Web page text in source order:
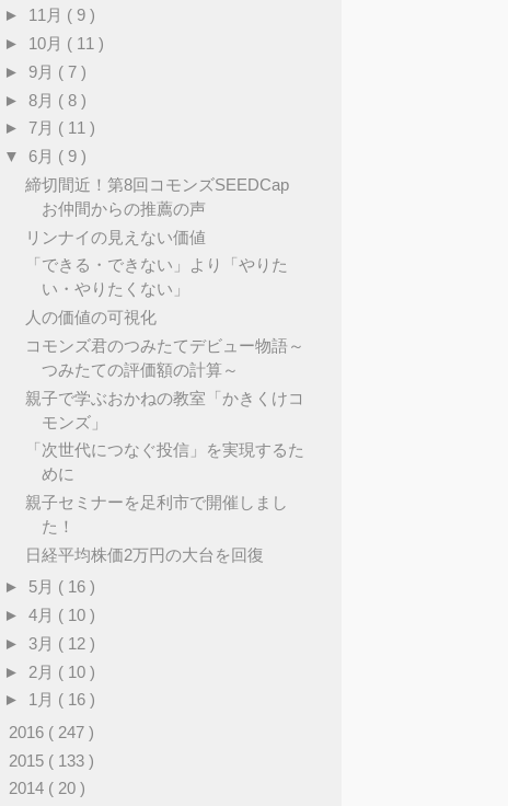
► 11月 ( 9 )
► 10月 ( 11 )
► 9月 ( 7 )
►8月 ( 8 )
►7月 ( 11 )
▼ 6月 ( 9 )
締切間近！第8回コモンズSEEDCap
お仲間からの推薦の声
リンナイの見えない価値
「できる・できない」より「やりた
い・やりたくない」
人の価値の可視化
コモンズ君のつみたてデビュー物語～
つみたての評価額の計算～
親子で学ぶおかねの教室「かきくけコ
モンズ」
「次世代につなぐ投信」を実現するた
めに
親子セミナーを足利市で開催しまし
た！
日経平均株価2万円の大台を回復
► 5月 ( 16 )
►4月 ( 10 )
►3月 ( 12 )
► 2月 ( 10 )
► 1月 ( 16 )
2016 ( 247 )
2015 ( 133 )
2014 ( 20 )